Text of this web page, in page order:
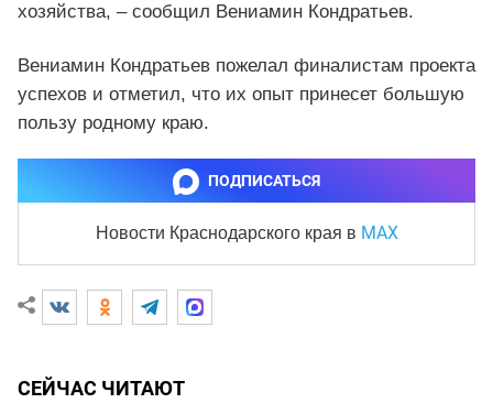
хозяйства, – сообщил Вениамин Кондратьев.
Вениамин Кондратьев пожелал финалистам проекта
успехов и отметил, что их опыт принесет большую
пользу родному краю.
ПОДПИСАТЬСЯ
Новости Краснодарского края в MAX
СЕЙЧАС ЧИТАЮТ